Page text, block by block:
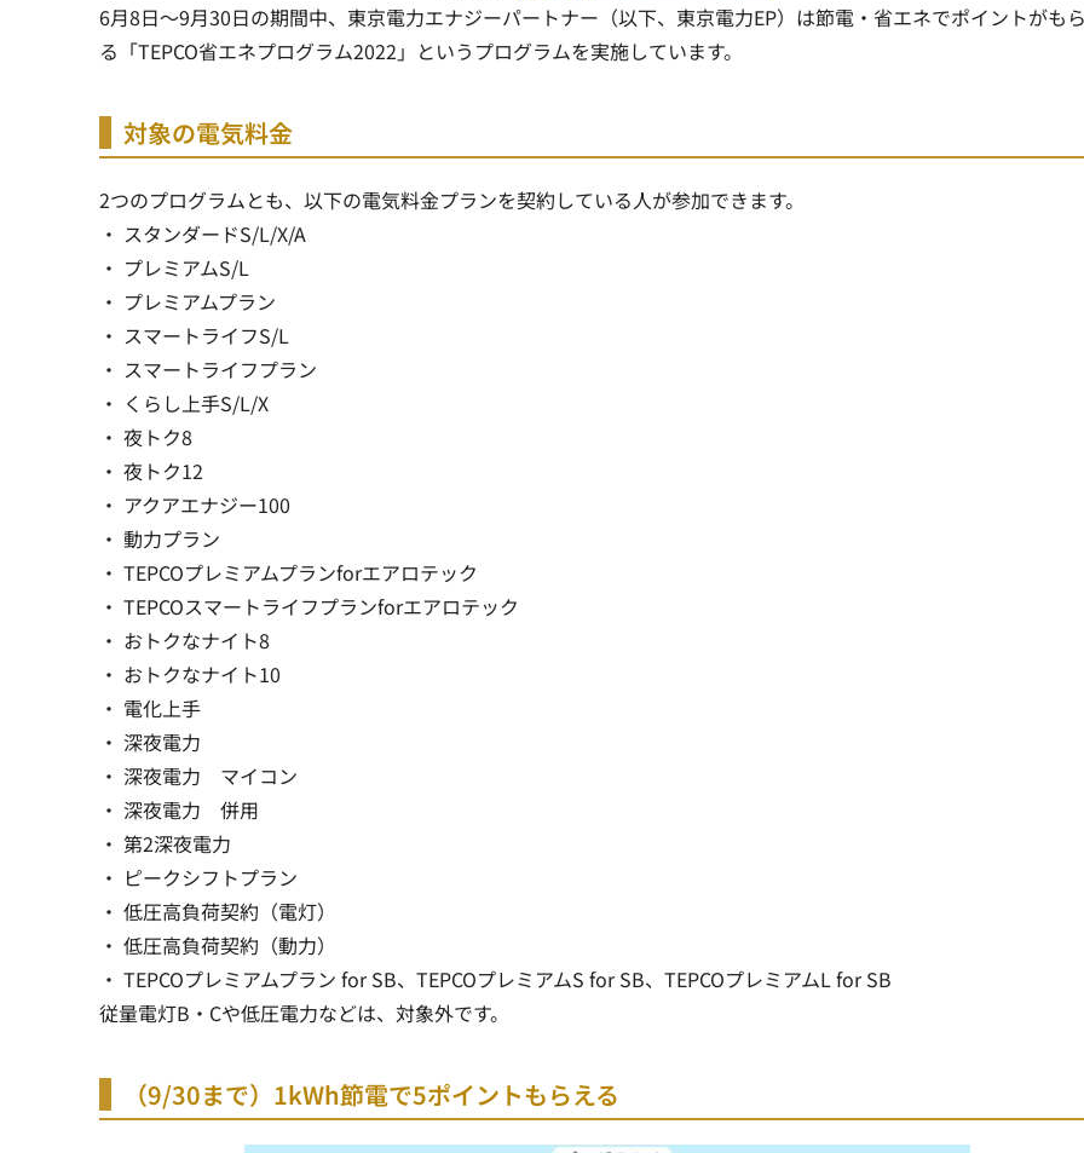
6月8日～9月30日の期間中、東京電力エナジーパートナー（以下、東京電力EP）は節電・省エネでポイントがも
る「TEPCO省エネプログラム2022」というプログラムを実施しています。
対象の電気料金
2つのプログラムとも、以下の電気料金プランを契約している人が参加できます。
・ スタンダードS/L/X/A
・ プレミアムS/L
・ プレミアムプラン
・ スマートライフS/L
・ スマートライフプラン
・ くらし上手S/L/X
・ 夜トク8
・ 夜トク12
・ アクアエナジー100
・ 動力プラン
・ TEPCOプレミアムプランforエアロテック
・ TEPCOスマートライフプランforエアロテック
・ おトクなナイト8
・ おトクなナイト10
・ 電化上手
・ 深夜電力
・ 深夜電力 マイコン
・ 深夜電力 併用
・ 第2深夜電力
・ ピークシフトプラン
・ 低圧高負荷契約（電灯）
・ 低圧高負荷契約（動力）
・ TEPCOプレミアムプラン for SB、TEPCOプレミアムS for SB、TEPCOプレミアムL for SB
従量電灯B・Cや低圧電力などは、対象外です。
（9/30まで）1kWh節電で5ポイントもらえる